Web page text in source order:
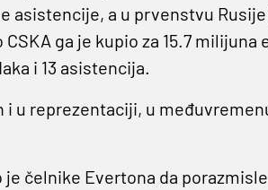
asistencije, a u prvenstvu
ga je kupio za 15.7 milijuna
i 13 asistencija.
i u reprezentaciji, u
čelnike Evertona da